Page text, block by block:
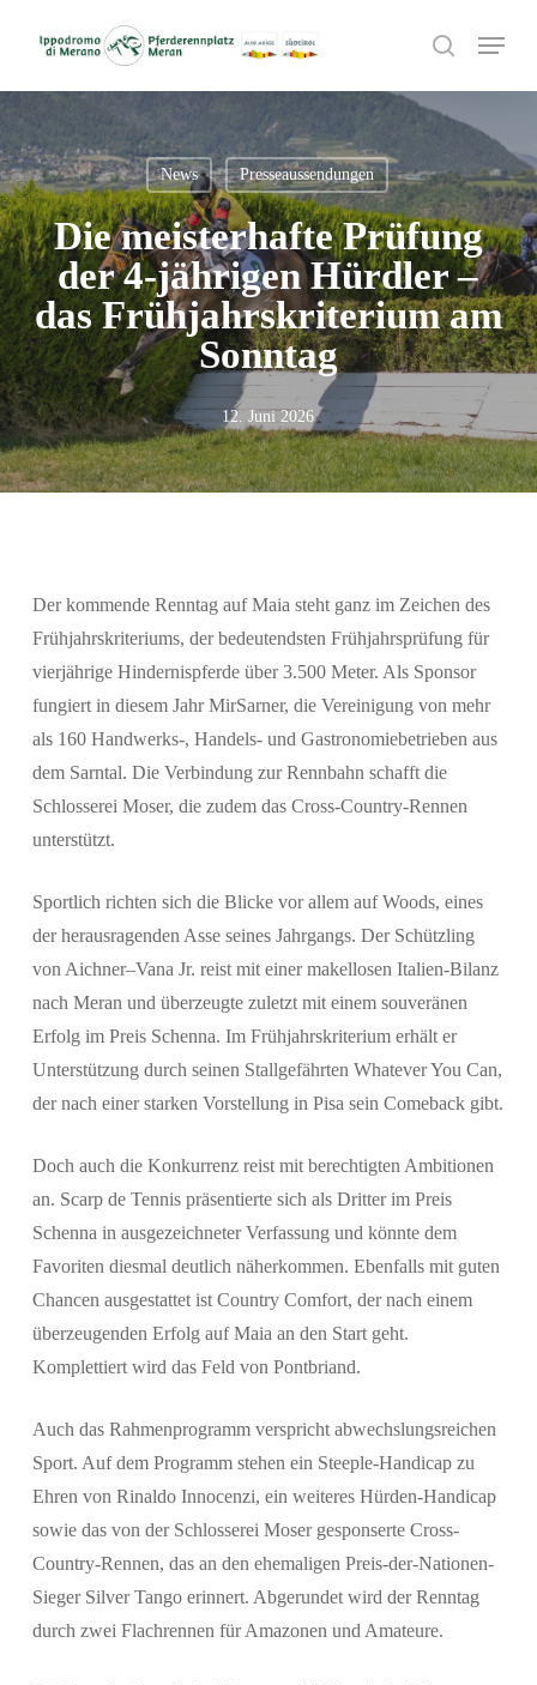
content
search
Menu
News Presseaussendungen
Die meisterhafte Prüfung
der 4-jährigen Hürdler –
das Frühjahrskriterium am
Sonntag
12. Juni 2026
Der kommende Renntag auf Maia steht ganz im Zeichen des
Frühjahrskriteriums, der bedeutendsten Frühjahrsprüfung für
vierjährige Hindernispferde über 3.500 Meter. Als Sponsor
fungiert in diesem Jahr MirSarner, die Vereinigung von mehr
als 160 Handwerks-, Handels- und Gastronomiebetrieben aus
dem Sarntal. Die Verbindung zur Rennbahn schafft die
Schlosserei Moser, die zudem das Cross-Country-Rennen
unterstützt.
Sportlich richten sich die Blicke vor allem auf Woods, eines
der herausragenden Asse seines Jahrgangs. Der Schützling
von Aichner–Vana Jr. reist mit einer makellosen Italien-Bilanz
nach Meran und überzeugte zuletzt mit einem souveränen
Erfolg im Preis Schenna. Im Frühjahrskriterium erhält er
Unterstützung durch seinen Stallgefährten Whatever You Can,
der nach einer starken Vorstellung in Pisa sein Comeback gibt.
Doch auch die Konkurrenz reist mit berechtigten Ambitionen
an. Scarp de Tennis präsentierte sich als Dritter im Preis
Schenna in ausgezeichneter Verfassung und könnte dem
Favoriten diesmal deutlich näherkommen. Ebenfalls mit guten
Chancen ausgestattet ist Country Comfort, der nach einem
überzeugenden Erfolg auf Maia an den Start geht.
Komplettiert wird das Feld von Pontbriand.
Auch das Rahmenprogramm verspricht abwechslungsreichen
Sport. Auf dem Programm stehen ein Steeple-Handicap zu
Ehren von Rinaldo Innocenzi, ein weiteres Hürden-Handicap
sowie das von der Schlosserei Moser gesponserte Cross-
Country-Rennen, das an den ehemaligen Preis-der-Nationen-
Sieger Silver Tango erinnert. Abgerundet wird der Renntag
durch zwei Flachrennen für Amazonen und Amateure.